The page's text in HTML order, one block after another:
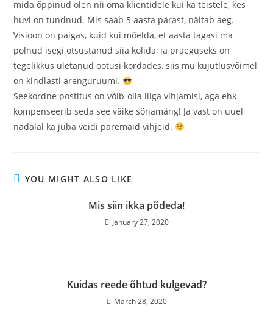
mida õppinud olen nii oma klientidele kui ka teistele, kes
huvi on tundnud. Mis saab 5 aasta pärast, näitab aeg.
Visioon on paigas, kuid kui mõelda, et aasta tagasi ma
polnud isegi otsustanud siia kolida, ja praeguseks on
tegelikkus ületanud ootusi kordades, siis mu kujutlusvõimel
on kindlasti arenguruumi.
Seekordne postitus on võib-olla liiga vihjamisi, aga ehk
kompenseerib seda see väike sõnamäng! Ja vast on uuel
nädalal ka juba veidi paremaid vihjeid.
YOU MIGHT ALSO LIKE
Mis siin ikka põdeda!
January 27, 2020
Kuidas reede õhtud kulgevad?
March 28, 2020